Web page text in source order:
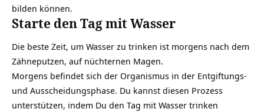
bilden können.
Starte den Tag mit Wasser
Die beste Zeit, um Wasser zu trinken ist morgens nach dem
Zähneputzen, auf nüchternen Magen.
Morgens befindet sich der Organismus in der Entgiftungs-
und Ausscheidungsphase. Du kannst diesen Prozess
unterstützen, indem Du den Tag mit Wasser trinken